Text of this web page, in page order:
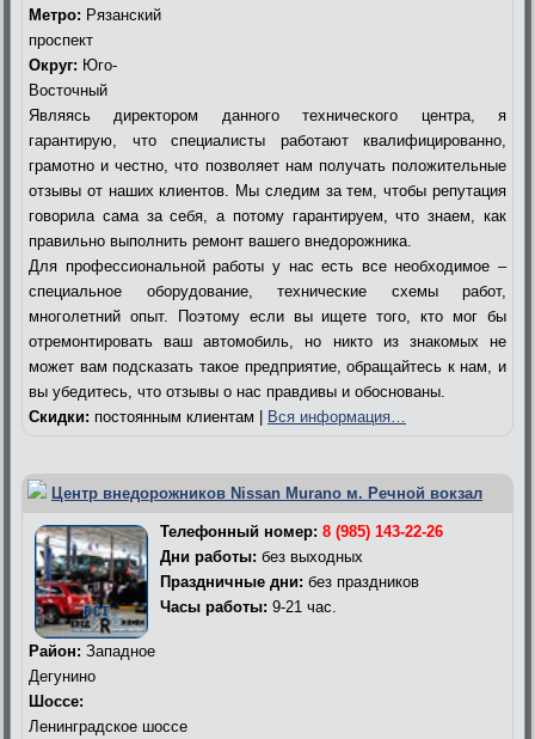
Метро: Рязанский
проспект
Округ: Юго-
Восточный
Являясь директором данного технического центра, я
гарантирую, что специалисты работают квалифицированно,
грамотно и честно, что позволяет нам получать положительные
отзывы от наших клиентов. Мы следим за тем, чтобы репутация
говорила сама за себя, а потому гарантируем, что знаем, как
правильно выполнить ремонт вашего внедорожника.
Для профессиональной работы у нас есть все необходимое –
специальное оборудование, технические схемы работ,
многолетний опыт. Поэтому если вы ищете того, кто мог бы
отремонтировать ваш автомобиль, но никто из знакомых не
может вам подсказать такое предприятие, обращайтесь к нам, и
вы убедитесь, что отзывы о нас правдивы и обоснованы.
Скидки: постоянным клиентам | Вся информация…
Центр внедорожников Nissan Murano м. Речной вокзал
Телефонный номер: 8 (985) 143-22-26
Дни работы: без выходных
Праздничные дни: без праздников
Часы работы: 9-21 час.
Район: Западное
Дегунино
Шоссе:
Ленинградское шоссе